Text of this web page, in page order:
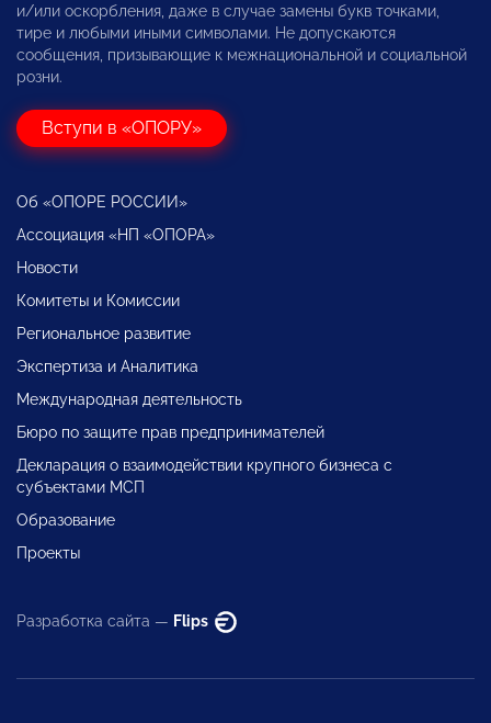
и/или оскорбления, даже в случае замены букв точками,
тире и любыми иными символами. Не допускаются
сообщения, призывающие к межнациональной и социальной
розни.
Вступи в «ОПОРУ»
Об «ОПОРЕ РОССИИ»
Ассоциация «НП «ОПОРА»
Новости
Комитеты и Комиссии
Региональное развитие
Экспертиза и Аналитика
Международная деятельность
Бюро по защите прав предпринимателей
Декларация о взаимодействии крупного бизнеса с
субъектами МСП
Образование
Проекты
Разработка сайта — Flips